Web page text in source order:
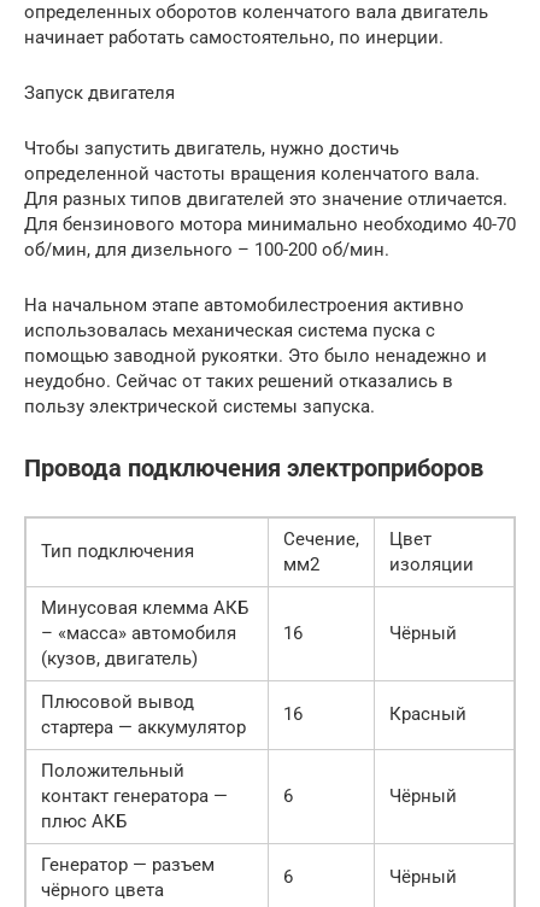
определенных оборотов коленчатого вала двигатель
начинает работать самостоятельно, по инерции.
Запуск двигателя
Чтобы запустить двигатель, нужно достичь
определенной частоты вращения коленчатого вала.
Для разных типов двигателей это значение отличается.
Для бензинового мотора минимально необходимо 40-70
об/мин, для дизельного – 100-200 об/мин.
На начальном этапе автомобилестроения активно
использовалась механическая система пуска с
помощью заводной рукоятки. Это было ненадежно и
неудобно. Сейчас от таких решений отказались в
пользу электрической системы запуска.
Провода подключения электроприборов
Тип подключения
Сечение,
мм2
Цвет
изоляции
Минусовая клемма АКБ
– «масса» автомобиля
(кузов, двигатель)
16 Чёрный
Плюсовой вывод
стартера — аккумулятор
16 Красный
Положительный
контакт генератора —
плюс АКБ
6 Чёрный
Генератор — разъем
чёрного цвета
6 Чёрный